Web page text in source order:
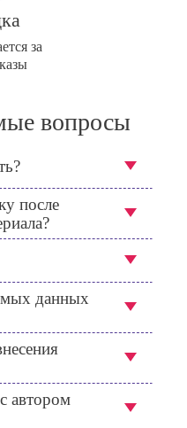
за
вопросы
после
данных
автором